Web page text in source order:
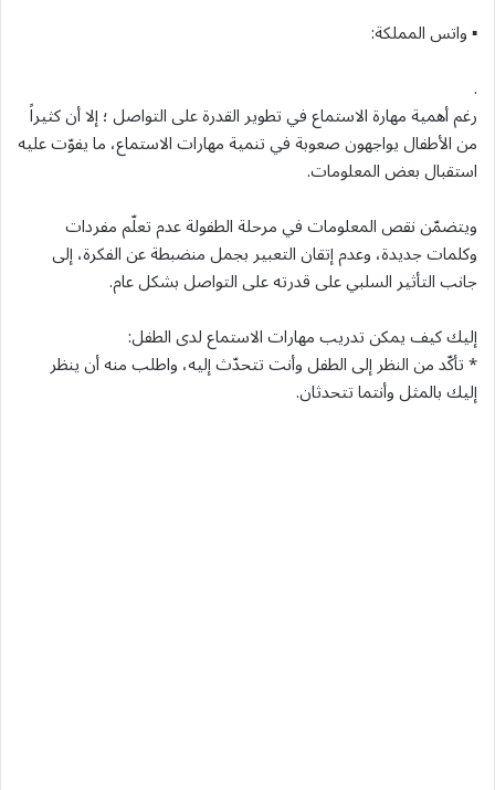
▪ واتس المملكة:
.
رغم أهمية مهارة الاستماع في تطوير القدرة على التواصل ؛ إلا أن كثيراً
من الأطفال يواجهون صعوبة في تنمية مهارات الاستماع، ما يفوّت عليه
استقبال بعض المعلومات.
ويتضمّن نقص المعلومات في مرحلة الطفولة عدم تعلّم مفردات
وكلمات جديدة، وعدم إتقان التعبير بجمل منضبطة عن الفكرة، إلى
جانب التأثير السلبي على قدرته على التواصل بشكل عام.
إليك كيف يمكن تدريب مهارات الاستماع لدى الطفل:
* تأكّد من النظر إلى الطفل وأنت تتحدّث إليه، واطلب منه أن ينظر
إليك بالمثل وأنتما تتحدثان.